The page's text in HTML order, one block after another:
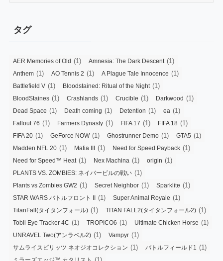
タグ
AER Memories of Old (1) Amnesia: The Dark Descent (1)
Anthem (1) AO Tennis 2 (1) A Plague Tale Innocence (1)
Battlefield V (1) Bloodstained: Ritual of the Night (1)
BloodStaines (1) Crashlands (1) Crucible (1) Darkwood (1)
Dead Space (1) Death coming (1) Detention (1) ea (1)
Fallout 76 (1) Farmers Dynasty (1) FIFA 17 (1) FIFA 18 (1)
FIFA 20 (1) GeForce NOW(1) Ghostrunner Demo (1) GTA5 (1)
Madden NFL 20 (1) Mafia III (1) Need for Speed Payback (1)
Need for Speed™ Heat (1) Nex Machina (1) origin (1)
PLANTS VS. ZOMBIES: ネイバービルの戦い (1)
Plants vs Zombies GW2 (1) Secret Neighbor (1) Sparklite (1)
STAR WARS バトルフロント II (1) Super Animal Royale (1)
TitanFall(タイタンフォール) (1) TITAN FALL2(タイタンフォール2) (1)
Tobii Eye Tracker 4C (1) TROPICO6 (1) Ultimate Chicken Horse (1)
UNRAVEL Two(アンラベル2) (1) Vampyr (1)
サムライスピリッツ ネオジオコレクション (1) バトルフィールド1 (1)